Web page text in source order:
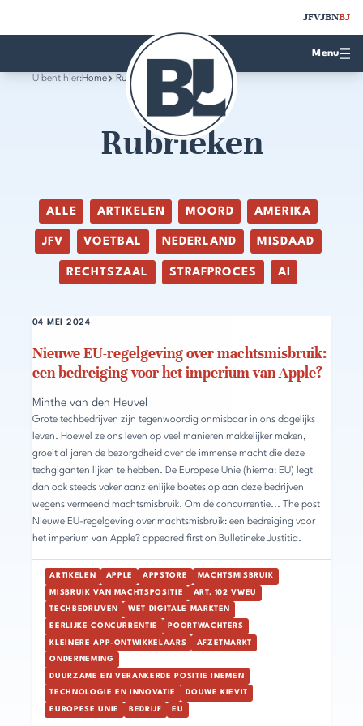
JFVJBNBJ
Menu
U bent hier:Home Rubrieken
Rubrieken
ALLE ARTIKELEN MOORD AMERIKA
JFV VOETBAL NEDERLAND MISDAAD
RECHTSZAAL STRAFPROCES AI
Nieuwe EU-regelgeving over machtsmisbruik:
een bedreiging voor het imperium van Apple?
04 MEI 2024
Minthe van den Heuvel
Grote techbedrijven zijn tegenwoordig onmisbaar in ons dagelijks
leven. Hoewel ze ons leven op veel manieren makkelijker maken,
groeit al jaren de bezorgdheid over de immense macht die deze
techgiganten lijken te hebben. De Europese Unie (hierna: EU) legt
dan ook steeds vaker aanzienlijke boetes op aan deze bedrijven
wegens vermeend machtsmisbruik. Om de concurrentie... The post
Nieuwe EU-regelgeving over machtsmisbruik: een bedreiging voor
het imperium van Apple? appeared first on Bulletineke Justitia.
ARTIKELEN APPLE APPSTORE MACHTSMISBRUIK
MISBRUIK VAN MACHTSPOSITIE ART. 102 VWEU
TECHBEDRIJVEN WET DIGITALE MARKTEN
EERLIJKE CONCURRENTIE POORTWACHTERS
KLEINERE APP-ONTWIKKELAARS AFZETMARKT
ONDERNEMING
DUURZAME EN VERANKERDE POSITIE INEMEN
TECHNOLOGIE EN INNOVATIE DOUWE KIEVIT
EUROPESE UNIE BEDRIJF EU